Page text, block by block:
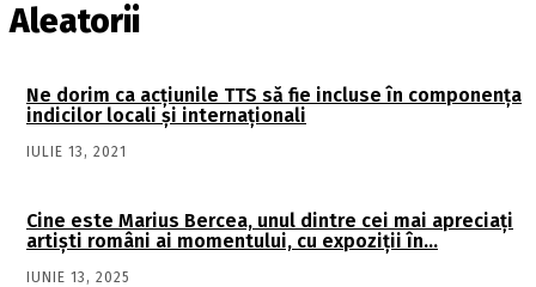
Aleatorii
Ne dorim ca acţiunile TTS să fie incluse în componenţa
indicilor locali şi internaţionali
IULIE 13, 2021
Cine este Marius Bercea, unul dintre cei mai apreciaţi
artişti români ai momentului, cu expoziţii în…
IUNIE 13, 2025